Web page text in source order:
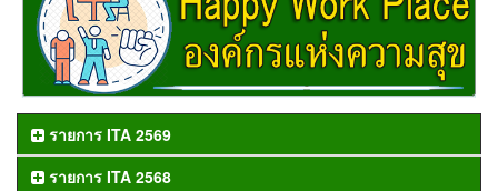
รายการ ITA 2569
รายการ ITA 2568